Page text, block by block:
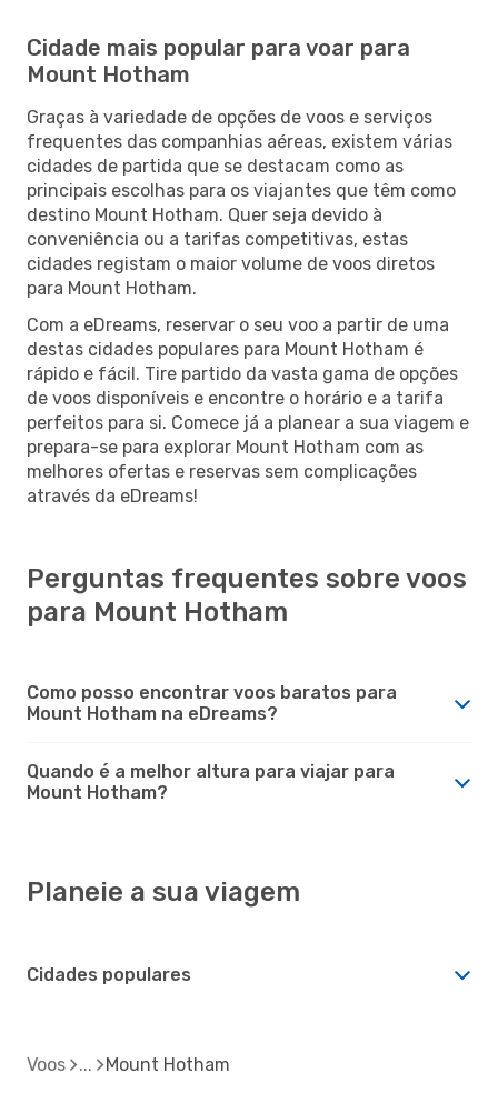
Cidade mais popular para voar para
Mount Hotham
Graças à variedade de opções de voos e serviços
frequentes das companhias aéreas, existem várias
cidades de partida que se destacam como as
principais escolhas para os viajantes que têm como
destino Mount Hotham. Quer seja devido à
conveniência ou a tarifas competitivas, estas
cidades registam o maior volume de voos diretos
para Mount Hotham.
Com a eDreams, reservar o seu voo a partir de uma
destas cidades populares para Mount Hotham é
rápido e fácil. Tire partido da vasta gama de opções
de voos disponíveis e encontre o horário e a tarifa
perfeitos para si. Comece já a planear a sua viagem e
prepara-se para explorar Mount Hotham com as
melhores ofertas e reservas sem complicações
através da eDreams!
Perguntas frequentes sobre voos
para Mount Hotham
Como posso encontrar voos baratos para
Mount Hotham na eDreams?
Quando é a melhor altura para viajar para
Mount Hotham?
Planeie a sua viagem
Cidades populares
Voos Mount Hotham